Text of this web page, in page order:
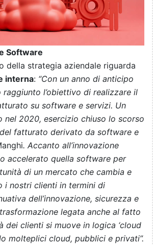
Software
della strategia aziendale riguarda
interna: “Con un anno di anticipo
raggiunto l’obiettivo di realizzare il
su software e servizi. Un
2020, esercizio chiuso lo scorso
fatturato derivato da software e
. Accanto all’innovazione
accelerato quella software per
di un mercato che cambia e
i nostri clienti in termini di
dell’innovazione, sicurezza e
legata anche al fatto
dei clienti si muove in logica ‘cloud
molteplici cloud, pubblici e privati”.